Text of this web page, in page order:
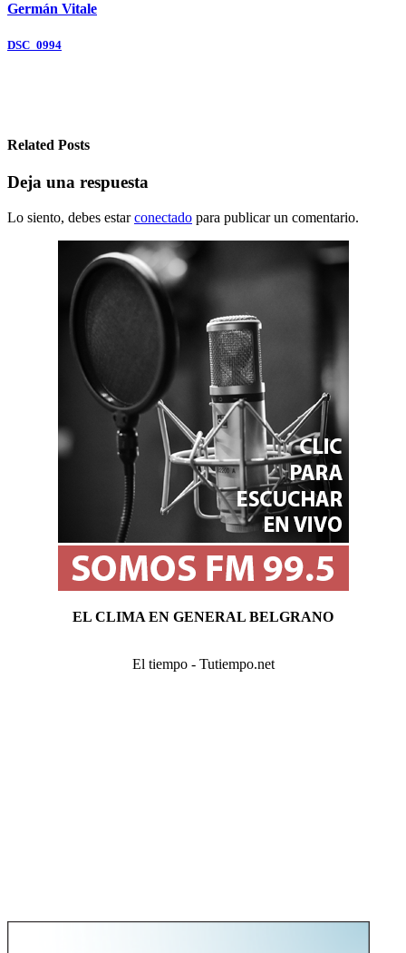
Germán Vitale
Navegación
DSC_0994
Related Posts
Deja una respuesta
Lo siento, debes estarconectado para publicar un comentario.
EL CLIMA EN GENERAL BELGRANO
El tiempo - Tutiempo.net